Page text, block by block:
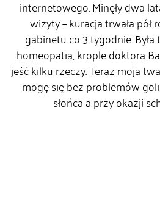
internetowego. Minęły dwa
wizyty – kuracja trwała pół
gabinetu co 3 tygodnie.
homeopatia, krople doktora
jeść kilku rzeczy. Teraz moja
mogę się bez problemów
słońca a przy okazji